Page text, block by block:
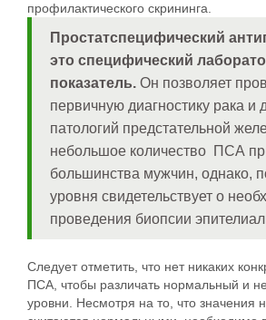
профилактического скрининга.
Простатспецифический
это специфический
показатель. Он позволяет
первичную диагностику рака и
патологий предстательной
небольшое количество ПСА
большинства мужчин, однако,
уровня свидетельствует о
проведения биопсии
Следует отметить, что нет никаких
ПСА, чтобы различать нормальный и
уровни. Несмотря на то, что значения